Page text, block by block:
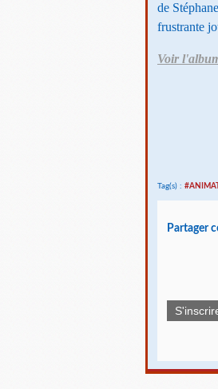
de
frustrante
Voir
Tag(s) :
Partager